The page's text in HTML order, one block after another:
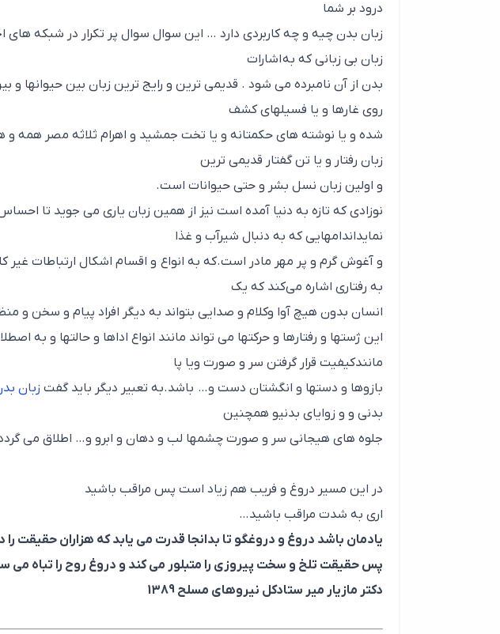
درود بر شما
زبان بدن چیه و چه کاربردی دارد … این سوال سوال پر تکرار در شبکه
زبان بی زبانی که بهاشارات
بدن از آن نامبرده می شود . قدیمی ترین و رایج ترین زبان بین
روی غارها و یا فسیلهای کشف
شده و یا نوشته های حکمتانه و یا تخت جمشید و اهرام ثلاثه مصر همه
زبان رفتار و یا تن گفتار قدیمی ترین
و اولین زبان نسل بشر و حتی حیوانات است.
نوزادی که تازه به دنیا آمده است نیز از همین زبان یاری می جوید تا
نمایداندامهایی که به دنبال شیرآب و غذا
و آغوش گرم و پر مهر مادر است.که به انواع و اقسام اشکال ارتباطات
به رفتاری اشاره می‌کند که یک
انسان بدون هیچ آوا وکلام و صدایی بتواند به دیگر افراد پیام و سخن و
این ژستها و رفتارها و حرکتها می تواند مانند انواع اداها و حالتها و به
مانندکیفیت قرار گرفتن سر و صورت ویا پا
بازوها و دستها و انگشتان دست و… باشد.به تعبیر دیگر باید گفت زبان
بدنی و و زوایای بدنیو همچنین
جلوه های هیجانی سر و صورت چشمها لب و دهان و ابرو و… اطلاق می
در این مسیر دروغ و فریب هم زیاد است پس مراقب باشید
اری به شدت مراقب باشید…
یادمان باشد دروغ و دروغگو تا بدانجا قدرت می یابد که هزاران حقیقت
پس حقیقت تلخ و سخت پیروزی را متبلور می کند و دروغ روح را تباه می
دکتر مازیار میر ستادکل نیروهای مسلح 1389